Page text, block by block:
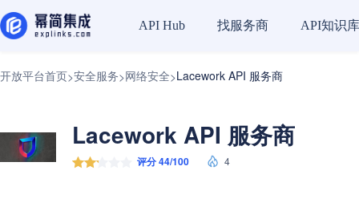
API Hub 找服务商 API知识库
开放平台首页>安全服务>网络安全>Lacework API 服务商
Lacework API 服务商
评分 44/100 4